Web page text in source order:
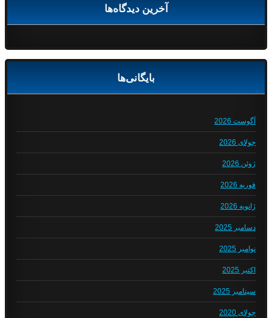
آخرین دیدگاه‌ها
بایگانی‌ها
آگوست 2026
جولای 2026
ژوئن 2026
فوریه 2026
ژانویه 2026
دسامبر 2025
نوامبر 2025
اکتبر 2025
سپتامبر 2025
جولای 2020